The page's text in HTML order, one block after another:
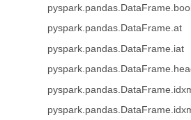
pyspark.pandas.DataFrame.at
pyspark.pandas.DataFrame.iat